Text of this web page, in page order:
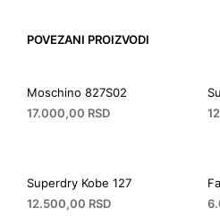
POVEZANI PROIZVODI
Moschino 827S02
17.000,00 RSD
Superdry Kobe 127
12.500,00 RSD